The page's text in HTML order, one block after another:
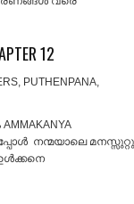
12
, PUTHENPANA,
നന്മയാലെ മനസ്സുറ്റു